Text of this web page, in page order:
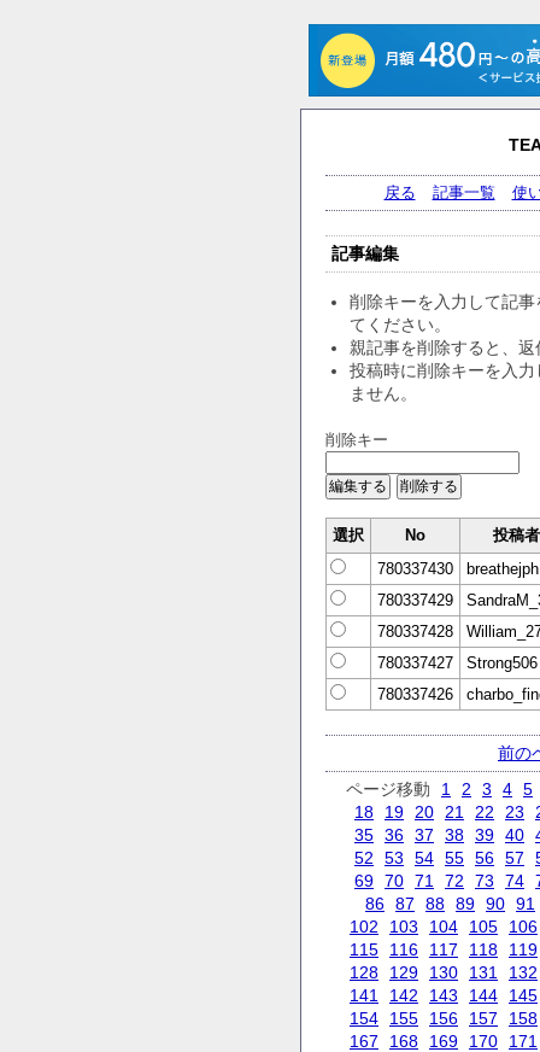
戻る 記事一覧 使
記事編集
削除キーを入力して記事
てください。
親記事を削除すると、
投稿時に削除キーを入
ません。
削除キー
選択 No
投稿者
780337430
780337429
780337428
780337427
Strong506
780337426
前の
ページ移動
1 2 3 4 5
18
19 20 21 22 23
35 36 37 38 39 40
52
53 54 55 56 57
69 70 71 72 73 74
86 87 88 89 90 91
102
103 104 105
106
115
116 117 118
119
128
129 130 131
132
141
142 143 144
145
154
155 156 157
158
167
168 169 170
171